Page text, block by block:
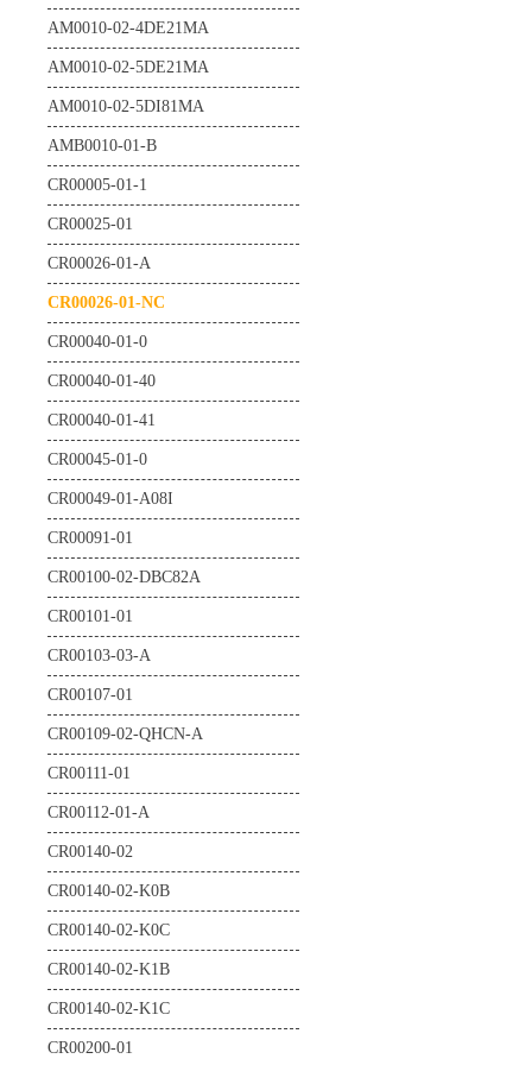
TE0725-04-21C-1-A
TE0725-04-42C-1-A
TE0725-04-72C-1-A
TE0725-04-72C-1-F
TE0725-04-72I-1-B
TE0725LP-01-100-2L
TE0725LP-01-72C-1
TE0725LP-01-72C-1T
TE0725LP-01-72C-1U
TE0725LP-01-72I-1T
TE0725LP-02-72C-A
TE0725LP-02-72C-AT
TE0725LP-02-72C-AU
AM0010-02-4DE21MA
AM0010-02-5DE21MA
AM0010-02-5DI81MA
AMB0010-01-B
CR00005-01-1
CR00025-01
CR00026-01-A
CR00026-01-NC
CR00040-01-0
CR00040-01-40
CR00040-01-41
CR00045-01-0
CR00049-01-A08I
CR00091-01
CR00100-02-DBC82A
CR00101-01
CR00103-03-A
CR00107-01
CR00109-02-QHCN-A
CR00111-01
CR00112-01-A
CR00140-02
CR00140-02-K0B
CR00140-02-K0C
CR00140-02-K1B
CR00140-02-K1C
CR00200-01